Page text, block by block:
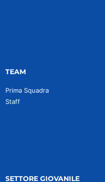
TEAM
Prima Squadra
Staff
SETTORE GIOVANILE